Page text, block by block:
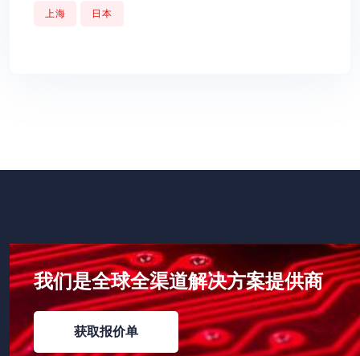
上海 日本
我们是全球全渠道解决方案提供商
获取报价单
获取报价单